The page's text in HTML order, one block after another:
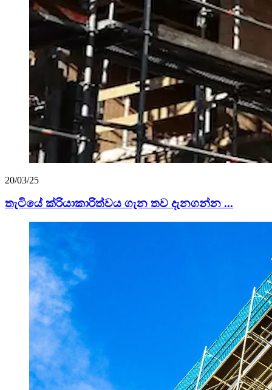
20/03/25
තැටියේ ක්රියාකාරිත්වය ගැන තව දැනගන්න ...